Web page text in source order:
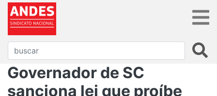
Governador de SC
sanciona lei que proíbe